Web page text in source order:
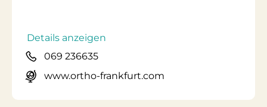
Details anzeigen
069 236635
www.ortho-frankfurt.com